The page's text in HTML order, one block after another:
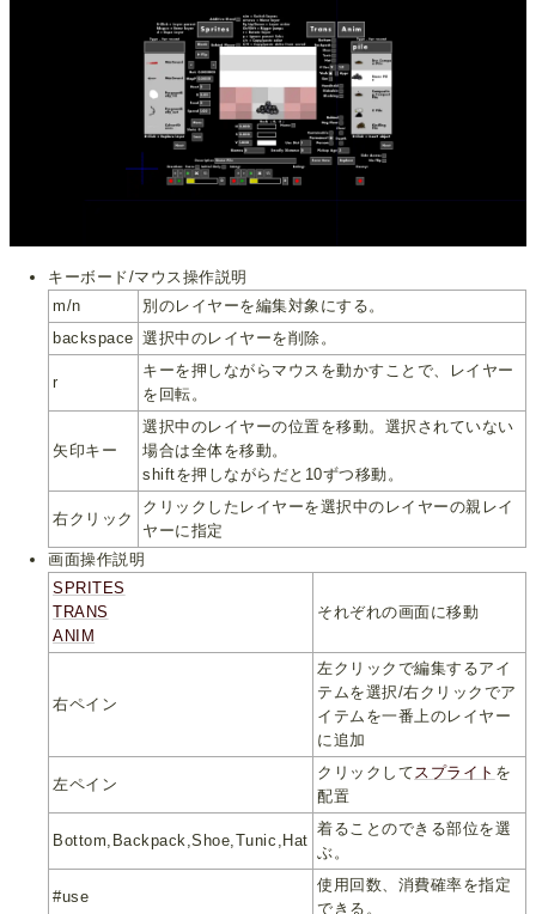
キーボード/マウス操作説明
m/n
別のレイヤーを編集対象にする。
backspace 選択中のレイヤーを削除。
r
キーを押しながらマウスを動かすことで、レイヤー
を回転。
矢印キー
選択中のレイヤーの位置を移動。選択されていない
場合は全体を移動。
shiftを押しながらだと10ずつ移動。
右クリック
クリックしたレイヤーを選択中のレイヤーの親レイ
ヤーに指定
画面操作説明
SPRITES
TRANS
ANIM
それぞれの画面に移動
右ペイン
左クリックで編集するアイ
テムを選択/右クリックでア
イテムを一番上のレイヤー
に追加
左ペイン
クリックして スプライト を
配置
Bottom,Backpack,Shoe,Tunic,Hat
着ることのできる部位を選
ぶ。
#use
使用回数、消費確率を指定
できる。